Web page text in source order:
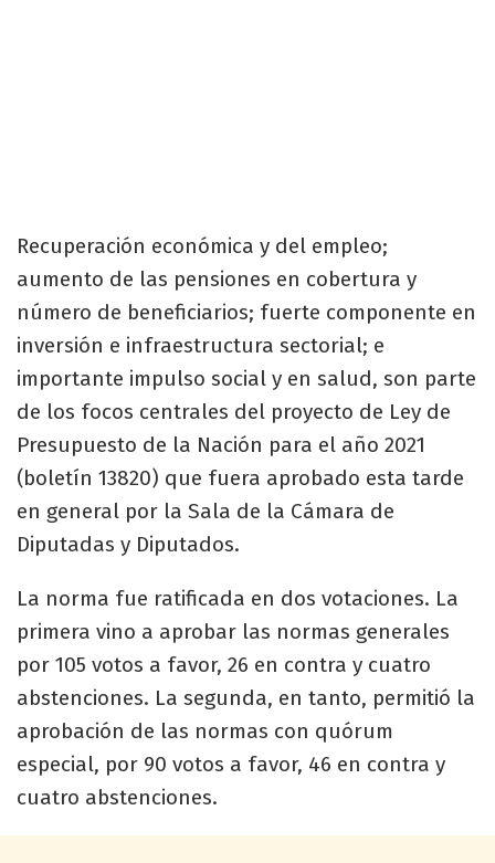
Recuperación económica y del empleo;
aumento de las pensiones en cobertura y
número de beneficiarios; fuerte componente en
inversión e infraestructura sectorial; e
importante impulso social y en salud, son parte
de los focos centrales del proyecto de Ley de
Presupuesto de la Nación para el año 2021
(boletín 13820) que fuera aprobado esta tarde
en general por la Sala de la Cámara de
Diputadas y Diputados.
La norma fue ratificada en dos votaciones. La
primera vino a aprobar las normas generales
por 105 votos a favor, 26 en contra y cuatro
abstenciones. La segunda, en tanto, permitió la
aprobación de las normas con quórum
especial, por 90 votos a favor, 46 en contra y
cuatro abstenciones.